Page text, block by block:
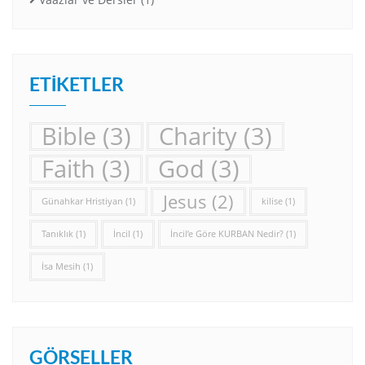
ETIKETLER
Bible (3) Charity (3)
Faith (3) God (3)
Günahkar Hristiyan (1) Jesus (2) kilise (1)
Tanıklık (1) İncil (1) İncil’e Göre KURBAN Nedir? (1)
İsa Mesih (1)
GÖRSELLER